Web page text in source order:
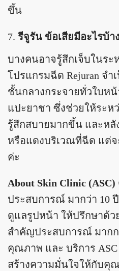
ขึ้น
รีจูรัน ข้อเสียมีอะไรบ้า
บางคนอาจรู้สึกเจ็บในระ
โปรแกรมฉีด Rejuran จ
ชั้นกลางกระจายทั่วใบห
แปะยาชา ซึ่งช่วยให้ระห
รู้สึกสบายมากขึ้น และหลั
หรือแดงบริเวณที่ฉีด แต่จ
ค่ะ
About Skin Clinic (ASC)
ประสบการณ์ มากว่า 10
ดูแลรูปหน้า ให้ปรึกษาด้ว
สำคัญประสบการณ์ มากก
คุณภาพ และ บริการ
สร้างความมั่นใจให้กับคุณ